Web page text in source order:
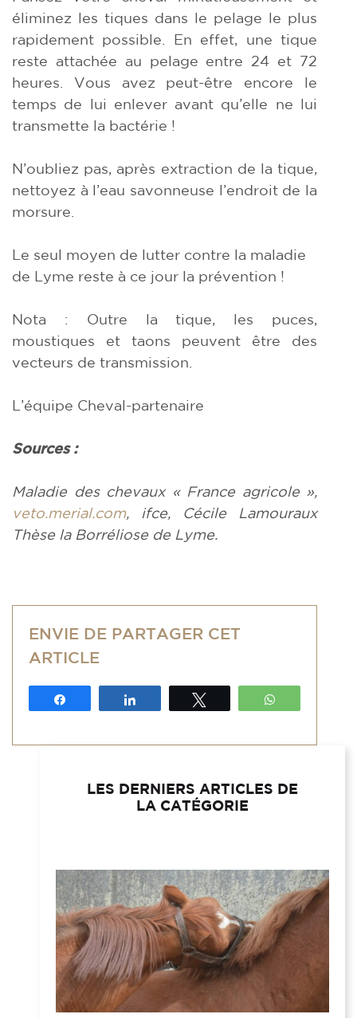
éliminez les tiques dans le pelage le plus
rapidement possible. En effet, une tique
reste attachée au pelage entre 24 et 72
heures. Vous avez peut-être encore le
temps de lui enlever avant qu’elle ne lui
transmette la bactérie !
N’oubliez pas, après extraction de la tique,
nettoyez à l’eau savonneuse l’endroit de la
morsure.
Le seul moyen de lutter contre la maladie
de Lyme reste à ce jour la prévention !
Nota : Outre la tique, les puces,
moustiques et taons peuvent être des
vecteurs de transmission.
L’équipe Cheval-partenaire
Sources :
Maladie des chevaux « France agricole »,
veto.merial.com, ifce, Cécile Lamouraux
Thèse la Borréliose de Lyme.
ENVIE DE PARTAGER CET
ARTICLE
LES DERNIERS ARTICLES DE
LA CATÉGORIE